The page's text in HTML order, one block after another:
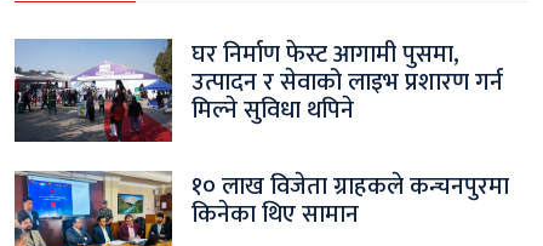
घर निर्माण फेस्ट आगामी पुसमा,
उत्पादन र सेवाको लाइभ प्रशारण गर्न
मिल्ने सुविधा थपिने
१० लाख विजेता ग्राहकले कन्चनपुरमा
किनेका थिए सामान